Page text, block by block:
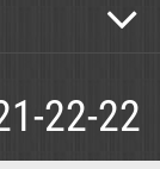
22-22